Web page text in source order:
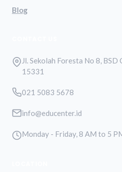
Blog
Jl. Sekolah Foresta No 8,
15331
021 5083 5678
info@educenter.id
Monday - Friday, 8 AM to 5